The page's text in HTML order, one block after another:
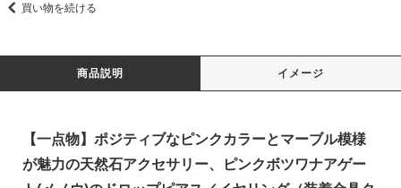
買い物を続ける
商品説明 イメージ
【一点物】ポジティブなピンクカラーとマーブル模様
が魅力の天然石アクセサリー、ピンクボツワナアゲー